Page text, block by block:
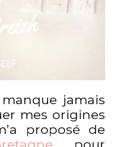
jamais
mes origines
proposé de